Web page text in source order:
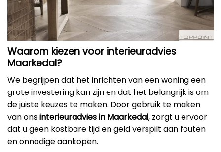
Waarom kiezen voor interieuradvies
Maarkedal?
We begrijpen dat het inrichten van een woning een
grote investering kan zijn en dat het belangrijk is om
de juiste keuzes te maken. Door gebruik te maken
van onsinterieuradvies in Maarkedal, zorgt u ervoor
dat u geen kostbare tijd en geld verspilt aan fouten
en onnodige aankopen.